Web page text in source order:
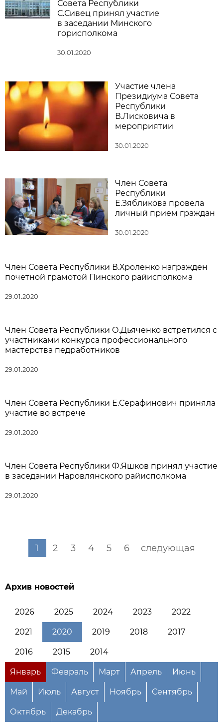
Совета Республики
С.Сивец принял участие
в заседании Минского
горисполкома
30.01.2020
Участие члена
Президиума Совета
Республики
В.Лисковича в
мероприятии
30.01.2020
Член Совета
Республики
Е.Зябликова провела
личный прием граждан
30.01.2020
Член Совета Республики В.Хроленко награжден
почетной грамотой Пинского райисполкома
29.01.2020
Член Совета Республики О.Дьяченко встретился с
участниками конкурса профессионального
мастерства педработников
29.01.2020
Член Совета Республики Е.Серафинович приняла
участие во встрече
29.01.2020
Член Совета Республики Ф.Яшков принял участие
в заседании Наровлянского райисполкома
29.01.2020
1 2 3 4 5 6 следующая
Архив новостей
2026 2025 2024 2023 2022
2021 2020 2019 2018 2017
2016 2015 2014
Январь Февраль Март Апрель Июнь
Май Июль Август Ноябрь Сентябрь
Октябрь Декабрь